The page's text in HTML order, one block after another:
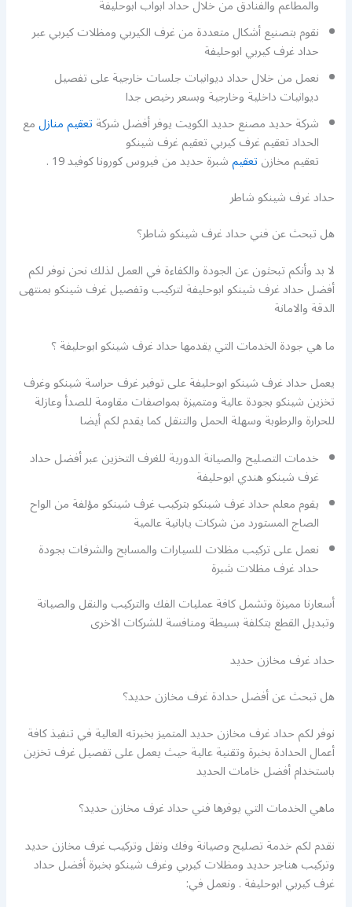
والمطاعم والفنادق من خلال حداد ابواب ابوحليفة
نقوم بتصنيع أشكال متعددة من غرف الكيربي ومظلات كيربي عبر
حداد غرف كيربي ابوحليفة
نعمل من خلال حداد ديوانيات جلسات خارجية على تفصيل
ديوانيات داخلية وخارجية وبسعر رخيص جدا
شركة حديد مصنع حديد الكويت يوفر أفضل شركةتعقيم منازلمع
الحداد تعقيم غرف كيربي تعقيم غرف شينكو
تعقيم مخازنتعقيمشبرة حديد من فيروس كورونا كوفيد 19 .
حداد غرف شينكو شاطر
هل تبحث عن فني حداد غرف شينكو شاطر؟
لا بد وأنكم تبحثون عن الجودة والكفاءة في العمل لذلك نحن نوفر لكم
أفضل حداد غرف شينكو ابوحليفة لتركيب وتفصيل غرف شينكو بمنتهى
الدقة والامانة
ما هي جودة الخدمات التي يقدمها حداد غرف شينكو ابوحليفة ؟
يعمل حداد غرف شينكو ابوحليفة على توفير غرف حراسة شينكو وغرف
تخزين شينكو بجودة عالية ومتميزة بمواصفات مقاومة للصدأ وعازلة
للحرارة والرطوبة وسهلة الحمل والتنقل كما يقدم لكم أيضا
خدمات التصليح والصيانة الدورية للغرف التخزين عبر أفضل حداد
غرف شينكو هندي ابوحليفة
يقوم معلم حداد غرف شينكو بتركيب غرف شينكو مؤلفة من الواح
الصاج المستورد من شركات يابانية عالمية
نعمل على تركيب مظلات للسيارات والمسابح والشرفات بجودة
حداد غرف مظلات شبرة
أسعارنا مميزة وتشمل كافة عمليات الفك والتركيب والنقل والصيانة
وتبديل القطع بتكلفة بسيطة ومنافسة للشركات الاخرى
حداد غرف مخازن حديد
هل تبحث عن أفضل حدادة غرف مخازن حديد؟
نوفر لكم حداد غرف مخازن حديد المتميز بخبرته العالية في تنفيذ كافة
أعمال الحدادة بخبرة وتقنية عالية حيث يعمل على تفصيل غرف تخزين
باستخدام أفضل خامات الحديد
ماهي الخدمات التي يوفرها فني حداد غرف مخازن حديد؟
نقدم لكم خدمة تصليح وصيانة وفك ونقل وتركيب غرف مخازن حديد
وتركيب هناجر حديد ومظلات كيربي وغرف شينكو بخبرة أفضل حداد
غرف كيربي ابوحليفة . ونعمل في: